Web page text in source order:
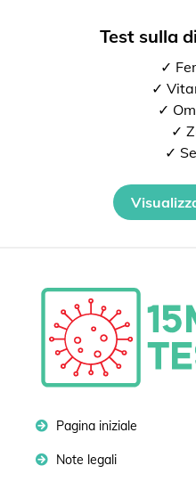
Test sulla
✓
✓
✓
✓
✓
Pagina iniziale
Note legali